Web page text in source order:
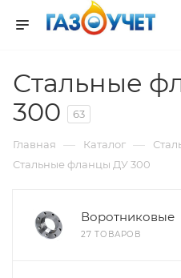
Стальные
300
63
Главная — Каталог —
Стальные фланцы ДУ 300
Воротниковые
27 ТОВАРОВ